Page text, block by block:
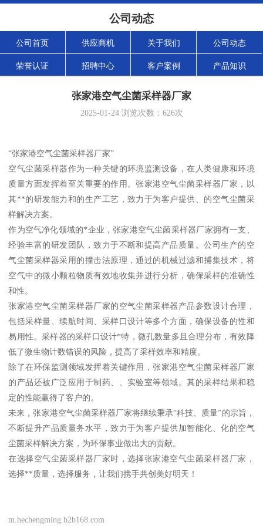
公司动态
公司首页 供应商机 关于我们 公司动态
荣誉认证 招聘中心 客户案例 产品知识
张家港空气尘菌采样器厂家
2025-01-24浏览次数： 626次
“张家港空气尘菌采样器厂家”
空气尘菌采样器作为一种关键的环境监测设备，在人类健康和环境
质量方面发挥着至关重要的作用。张家港空气尘菌采样器厂家，以
其**的研发能力和的生产工艺，致力于为客户提供、的空气尘菌采
样解决方案。
作为空气净化领域的*企业，张家港空气尘菌采样器厂家拥有一支、
经验丰富的研发团队，致力于不断和提高产品质量。公司生产的空
气尘菌采样器采用的撞击法原理，通过的机械过滤和捕集技术，将
空气中的微小颗粒物质有效地收集并进行分析，确保采样的准确性
和性。
张家港空气尘菌采样器厂家的空气尘菌采样器产品参数设计合理，
包括采样量、续航时间、采样口设计等多个方面，确保设备的性和
易用性。采样器的采样口设计*特，微孔数量多且合理分布，有效降
低了微生物计数错误的风险，提高了采样效率和精度。
除了在环保监测领域发挥着关键作用，张家港空气尘菌采样器厂家
的产品还被广泛应用于制药、、实验室等领域。其的采样结果和稳
定的性能赢得了客户的。
未来，张家港空气尘菌采样器厂家将继续秉承“科技、质量”的宗旨，
不断提升产品质量务水平，致力于为客户提供加智能化、化的空气
尘菌采样解决方案，为环保事业做出大的贡献。
在选择空气尘菌采样器厂家时，选择张家港空气尘菌采样器厂家，
选择**质量，选择服务，让我们携手共创美好明天！
m.hechengming.b2b168.com